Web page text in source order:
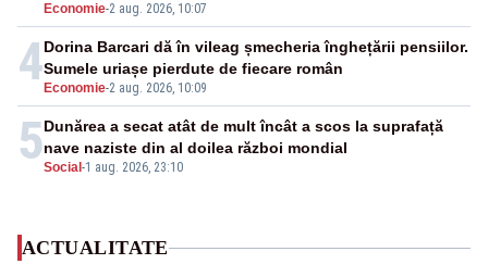
Economie-2 aug. 2026, 10:07
4 Economie-2 aug. 2026, 10:09
Dorina Barcari dă în vileag șmecheria înghețării pensiilor.
Sumele uriașe pierdute de fiecare român
5Social -1 aug. 2026, 23:10
Dunărea a secat atât de mult încât a scos la suprafață
nave naziste din al doilea război mondial
ACTUALITATE